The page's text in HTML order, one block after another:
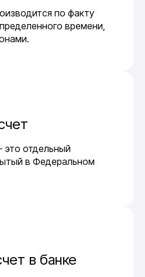
по факту
времени,
это отдельный
в Федеральном
в банке